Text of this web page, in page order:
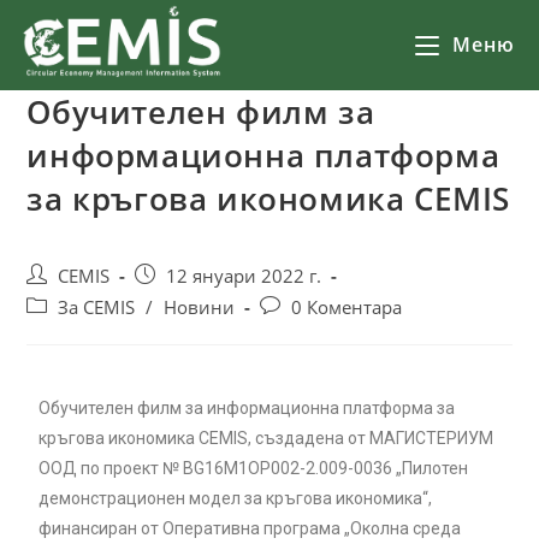
Меню
Обучителен филм за
информационна платформа
за кръгова икономика CEMIS
CEMIS
12 януари 2022 г.
За CEMIS / Новини 0 Коментара
Обучителен филм за информационна платформа за
кръгова икономика CEMIS, създадена от МАГИСТЕРИУМ
ООД по проект № BG16M1OP002-2.009-0036 „Пилотен
демонстрационен модел за кръгова икономика“,
финансиран от Оперативна програма „Околна среда